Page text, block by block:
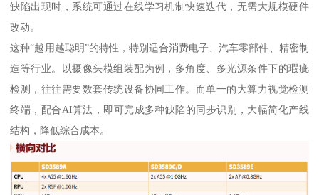
缺陷出现时，系统可通过在线学习机制快速迭代，无需大规模硬件
改动。
这种“越用越聪明”的特性，特别适合消费电子、汽车零部件、精密制
造等行业。以摄像头模组装配为例，多角度、多光源条件下的瑕疵
检测，往往需要数套传统设备协同工作。而单一的大算力视觉检测
终端，配合AI算法，即可完成多种缺陷的同步识别，大幅简化产线
结构，降低综合成本。